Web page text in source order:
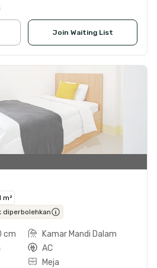
Join Waiting List
m²
diperbolehkan
cm
Kamar Mandi Dalam
AC
Meja